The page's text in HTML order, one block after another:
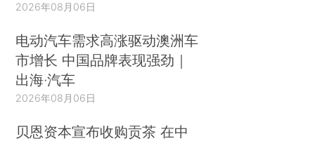
2026年08月06日
电动汽车需求高涨驱动澳洲车
市增长 中国品牌表现强劲｜
出海·汽车
2026年08月06日
贝恩资本宣布收购贡茶 在中